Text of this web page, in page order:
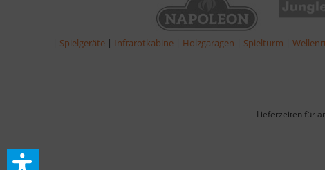
| Spielgeräte | Infrarotkabine | Holzgaragen | Spielturm |
Lieferzeiten für